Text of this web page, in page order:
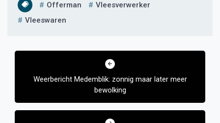
Offerman
Vleesverwerker
Vleeswaren
Bericht
Weerbericht Medemblik: zonnig maar later meer
bewolking